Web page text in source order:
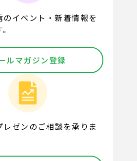
のイベント・新着情報を
ルマガジン登録
レゼンのご相談を承りま